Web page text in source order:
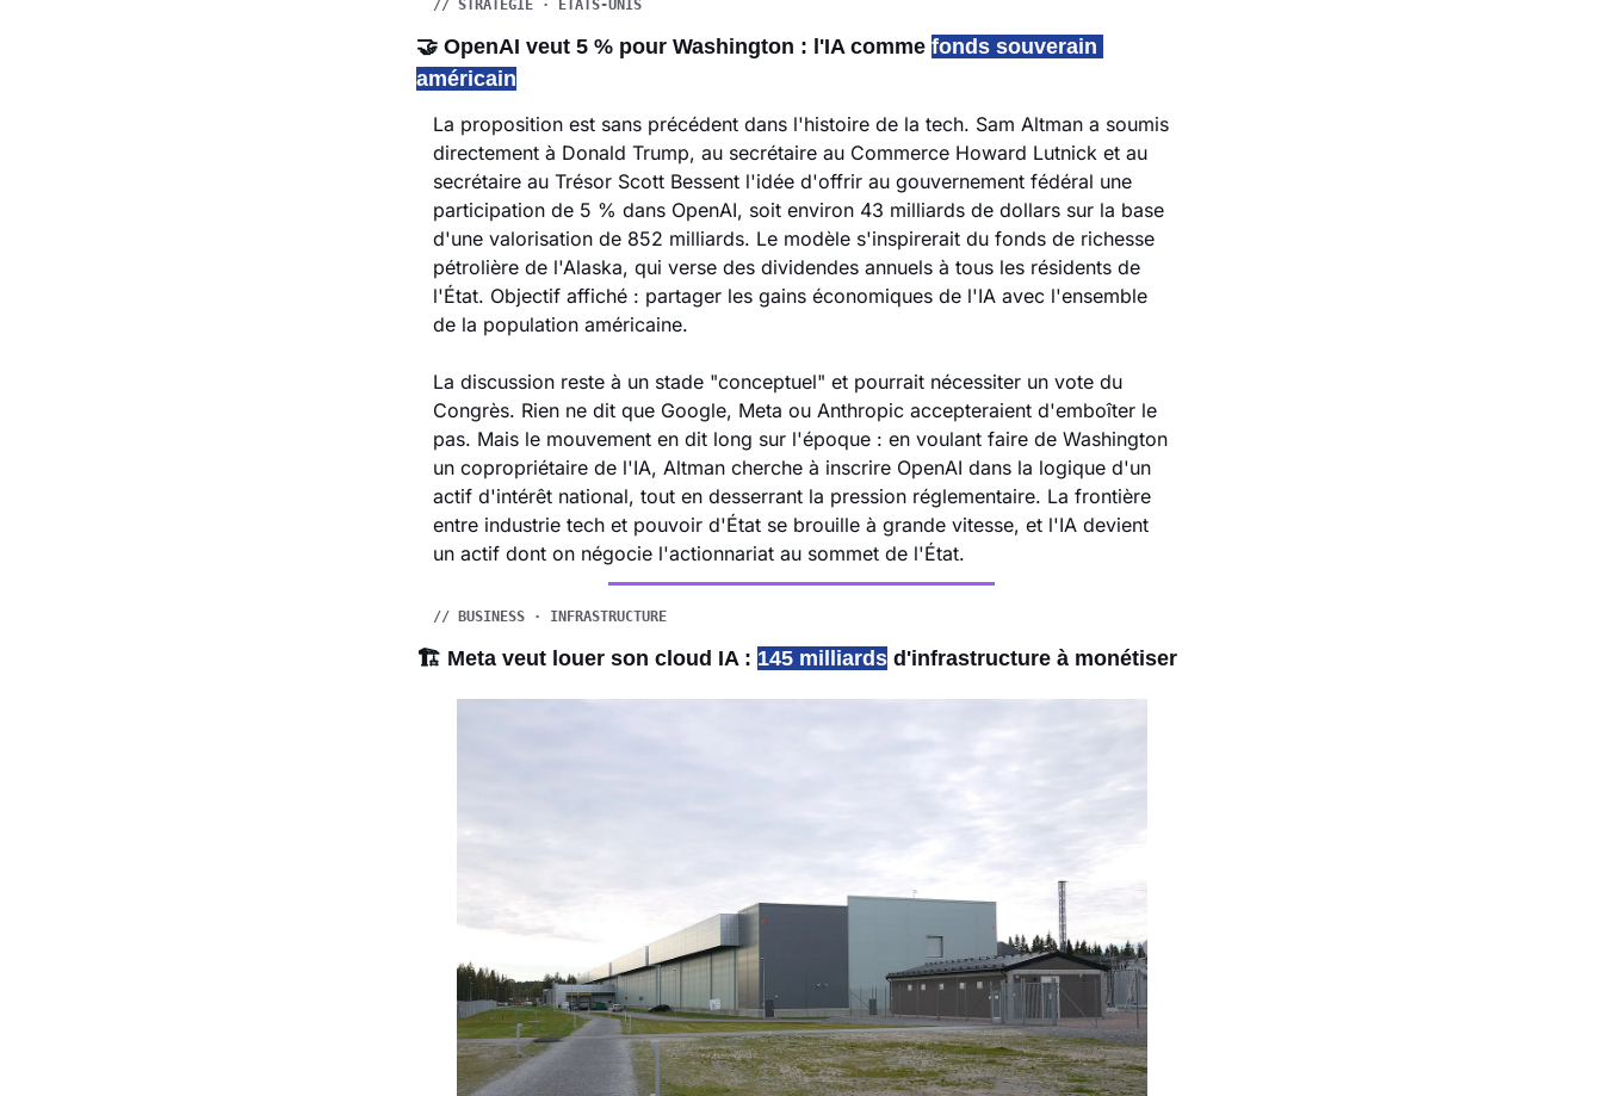
// STRATÉGIE · ÉTATS-UNIS
🤝 OpenAI veut 5 % pour Washington : l'IA comme fonds souverain
américain
La proposition est sans précédent dans l'histoire de la tech. Sam Altman a soumis
directement à Donald Trump, au secrétaire au Commerce Howard Lutnick et au
secrétaire au Trésor Scott Bessent l'idée d'offrir au gouvernement fédéral une
participation de 5 % dans OpenAI, soit environ 43 milliards de dollars sur la base
d'une valorisation de 852 milliards. Le modèle s'inspirerait du fonds de richesse
pétrolière de l'Alaska, qui verse des dividendes annuels à tous les résidents de
l'État. Objectif affiché : partager les gains économiques de l'IA avec l'ensemble
de la population américaine.
La discussion reste à un stade "conceptuel" et pourrait nécessiter un vote du
Congrès. Rien ne dit que Google, Meta ou Anthropic accepteraient d'emboîter le
pas. Mais le mouvement en dit long sur l'époque : en voulant faire de Washington
un copropriétaire de l'IA, Altman cherche à inscrire OpenAI dans la logique d'un
actif d'intérêt national, tout en desserrant la pression réglementaire. La frontière
entre industrie tech et pouvoir d'État se brouille à grande vitesse, et l'IA devient
un actif dont on négocie l'actionnariat au sommet de l'État.
// BUSINESS · INFRASTRUCTURE
🏗️ Meta veut louer son cloud IA : 145 milliards d'infrastructure à monétiser